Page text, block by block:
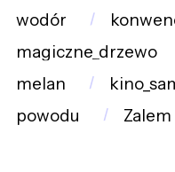
wodór
magiczne_drzewo
melan
powodu
Zalem